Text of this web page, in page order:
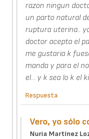
razon ningun
un parto natural
ruptura uterina..
doctor acepta el
me gustaria k
manda y para el
el... y k sea lo k el
Respuesta
Vero, yo sólo
Nuria Martínez